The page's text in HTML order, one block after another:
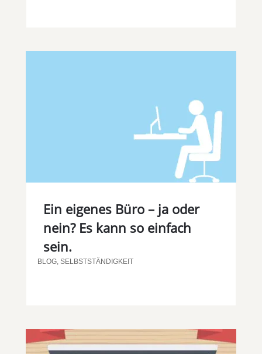
Ein eigenes Büro – ja oder
nein? Es kann so einfach
sein.
BLOG, SELBSTSTÄNDIGKEIT